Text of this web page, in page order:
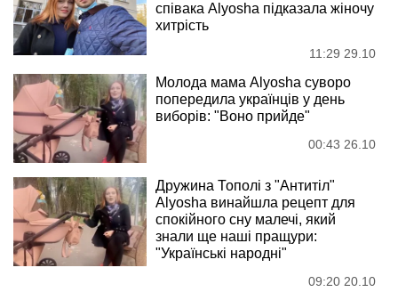
співака Alyosha підказала жіночу
хитрість
11:29 29.10
Молода мама Alyosha суворо
попередила українців у день
виборів: "Воно прийде"
00:43 26.10
Дружина Тополі з "Антитіл"
Alyosha винайшла рецепт для
спокійного сну малечі, який
знали ще наші пращури:
"Українські народні"
09:20 20.10